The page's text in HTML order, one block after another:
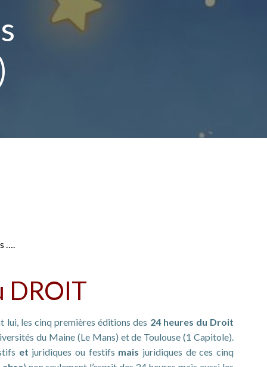
….
DROIT
lui, les cinq premières éditions des 24 heures du Droit
du Maine (Le Mans) et de Toulouse (1 Capitole).
et juridiques ou festifs mais juridiques de ces cinq